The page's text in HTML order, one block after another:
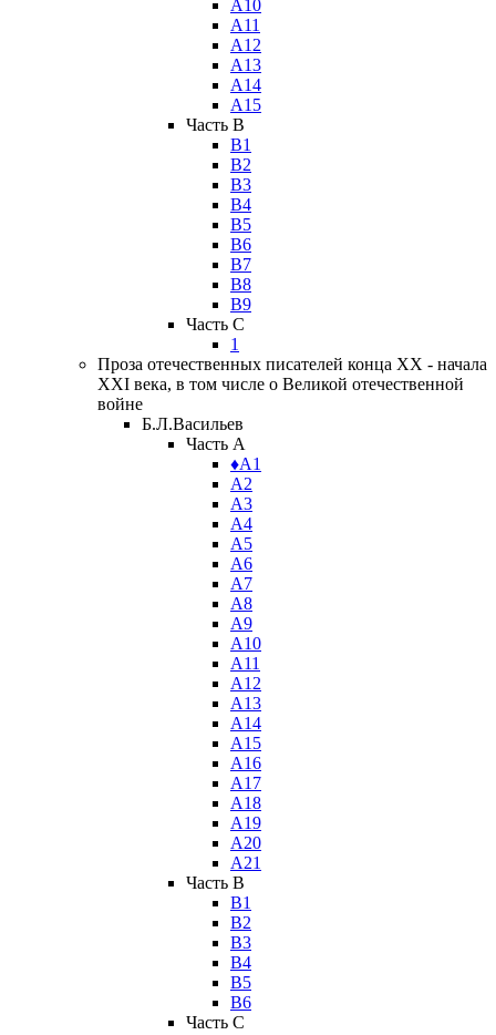
А10
А11
А12
А13
А14
А15
Часть B
В1
В2
В3
В4
В5
В6
В7
В8
В9
Часть C
1
Проза отечественных писателей конца XX - начала
XXI века, в том числе о Великой отечественной
войне
Б.Л.Васильев
Часть A
♦А1
А2
А3
А4
А5
А6
А7
А8
А9
А10
А11
А12
А13
А14
А15
А16
А17
А18
А19
А20
А21
Часть B
В1
В2
В3
В4
В5
В6
Часть C